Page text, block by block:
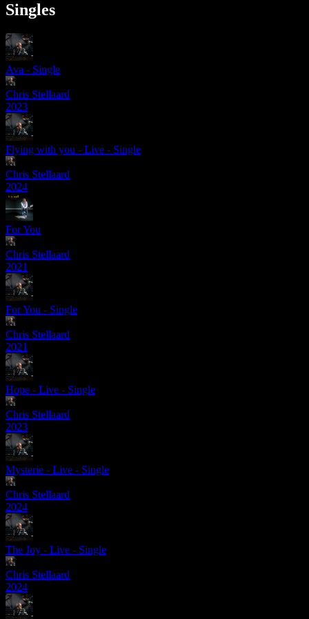
Singles
Ava - Single
Chris Stellaard
2023
Flying with you - Live - Single
Chris Stellaard
2024
For You
Chris Stellaard
2021
For You - Single
Chris Stellaard
2021
Hope - Live - Single
Chris Stellaard
2023
Mysterie - Live - Single
Chris Stellaard
2024
The Joy - Live - Single
Chris Stellaard
2024